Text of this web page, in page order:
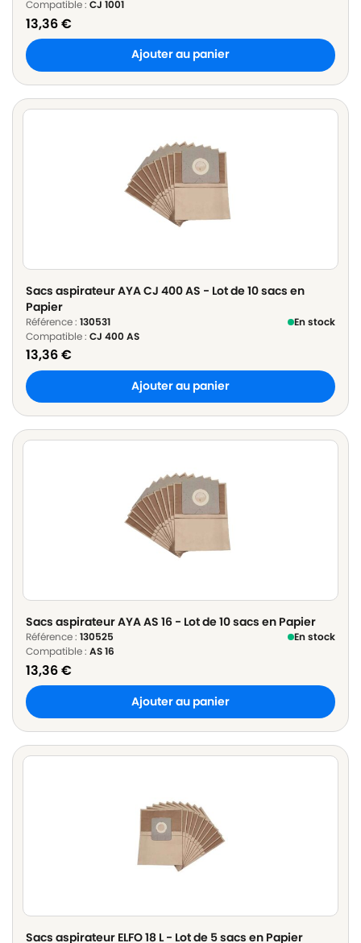
Compatible : CJ 1001
13,36€
Ajouter au panier
Sacs aspirateur AYA CJ 400 AS - Lot de 10 sacs en
Papier
Référence : 130531
En stock
Compatible : CJ 400 AS
13,36€
Ajouter au panier
Sacs aspirateur AYA AS 16 - Lot de 10 sacs en Papier
Référence : 130525
En stock
Compatible : AS 16
13,36€
Ajouter au panier
Sacs aspirateur ELFO 18 L - Lot de 5 sacs en Papier